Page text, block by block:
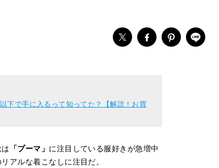
下で手に入るって知ってた？【解読！お買
「プーマ」 に注目している服好きが急増中
アルな着こなしに注目だ。